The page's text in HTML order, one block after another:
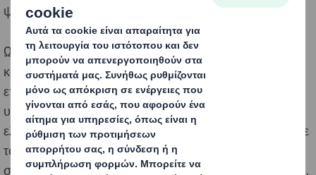
ψύξη των μηχανημάτων και τον καθαρισμό.
Ως επιχείρηση έντασης νερού, είναι σημαντικό να
καταναλώνουμε, να ανακυκλώνουμε και να
επεξεργαζόμαστε το νερό που χρησιμοποιούμε
υπεύθυνα και αποτελεσματικά, ώστε να
ελαχιστοποιούμε τις επιπτώσεις μας όταν επιστρέφουμε
το νερό στο φυσικό περιβάλλον και να
συμμορφωνόμαστε με όλες τις νομοθετικές απαιτήσεις.